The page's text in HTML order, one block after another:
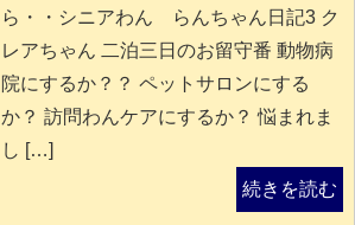
ら・・シニアわん らんちゃん日記3 ク
レアちゃん 二泊三日のお留守番 動物病
院にするか？？ ペットサロンにする
か？ 訪問わんケアにするか？ 悩まれま
し […]
続きを読む